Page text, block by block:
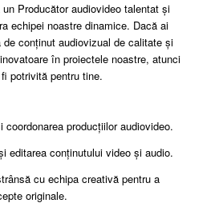
Producător audiovideo talentat și
echipei noastre dinamice. Dacă ai
conținut audiovizual de calitate și
în proiectele noastre, atunci
potrivită pentru tine.
coordonarea producțiilor audiovideo.
editarea conținutului video și audio.
cu echipa creativă pentru a
originale.